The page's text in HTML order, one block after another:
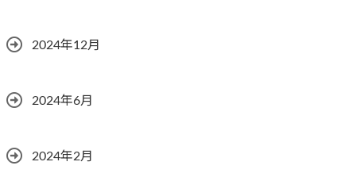
2024年12月
2024年6月
2024年2月